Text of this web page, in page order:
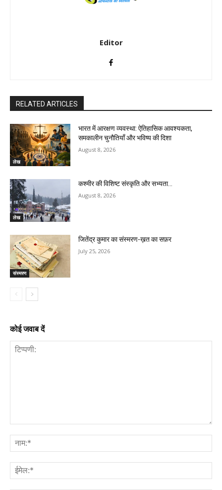
Editor
RELATED ARTICLES
लेख
भारत में आरक्षण व्यवस्था: ऐतिहासिक आवश्यकता,
समकालीन चुनौतियाँ और भविष्य की दिशा
August 8, 2026
लेख
कश्मीर की विशिष्ट संस्कृति और सभ्यता…
August 8, 2026
संस्मरण
जितेंद्र कुमार का संस्मरण-ख़त का सफ़र
July 25, 2026
कोई जवाब दें